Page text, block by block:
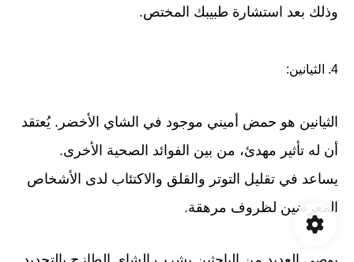
وذلك بعد استشارة طبيبك المختص.
4. الثيانين:
الثيانين هو حمض أميني موجود في الشاي الأخضر. يُعتقد
أن له تأثير مهدئ، من بين الفوائد الصحية الأخرى.
يساعد في تقليل التوتر والقلق والاكتئاب لدى الأشخاص
المعرضين لظروف مرهقة.